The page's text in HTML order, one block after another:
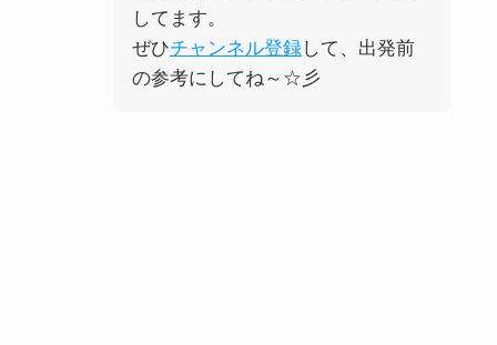
してます。
ぜひチャンネル登録して、出発前
の参考にしてね～☆彡